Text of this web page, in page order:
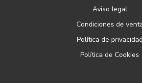
Aviso legal
Condiciones de
Política de privacidad
Política de Cookies